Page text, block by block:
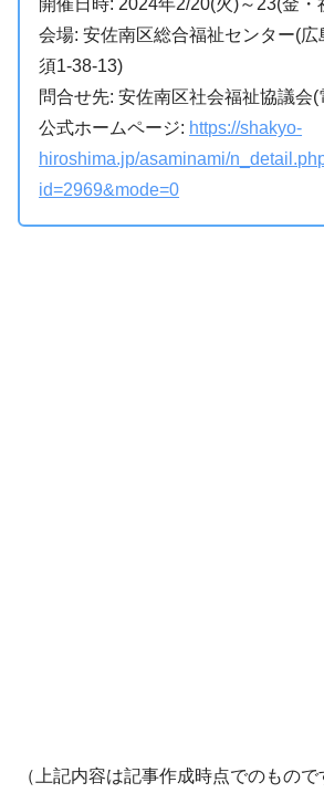
開催日時: 2024年2/20(火)～23(金
会場: 安佐南区総合福祉センター(広
須1-38-13)
問合せ先: 安佐南区社会福祉協議会
公式ホームページ: https://shakyo-
hiroshima.jp/asaminami/
id=2969&mode=0
（上記内容は記事作成時点でのもので